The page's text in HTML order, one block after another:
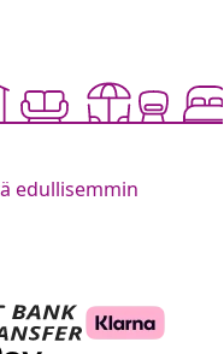
edullisemmin